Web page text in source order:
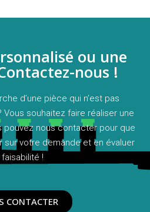
ou une
nous !
d’une pièce qui n’est pas
souhaitez faire réaliser une
pouvez nous contacter pour que
sur votre demande et en évaluer
faisabilité !
CONTACTER